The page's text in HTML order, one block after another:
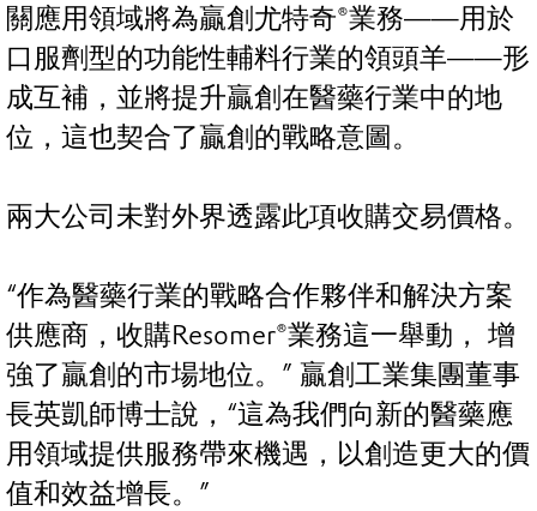
關應用領域將為贏創尤特奇®業務——用於
口服劑型的功能性輔料行業的領頭羊——形
成互補，並將提升贏創在醫藥行業中的地
位，這也契合了贏創的戰略意圖。
兩大公司未對外界透露此項收購交易價格。
“作為醫藥行業的戰略合作夥伴和解決方案
供應商，收購Resomer®業務這一舉動， 增
強了贏創的市場地位。” 贏創工業集團董事
長英凱師博士說，“這為我們向新的醫藥應
用領域提供服務帶來機遇，以創造更大的價
值和效益增長。”